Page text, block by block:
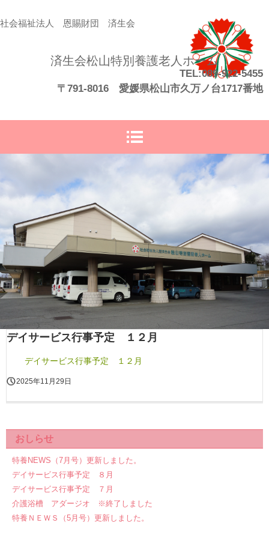
済生会松山特別養護老人ホーム
社会福祉法人 恩賜財団 済生会
TEL:089-922-5455
〒791-8016 愛媛県松山市久万ノ台1717番地
デイサービス行事予定 １２月
デイサービス行事予定 １２月
2025年11月29日
おしらせ
特養NEWS（7月号）更新しました。
デイサービス行事予定 ８月
デイサービス行事予定 ７月
介護浴槽 アダージオ ※終了しました
特養ＮＥＷＳ（5月号）更新しました。